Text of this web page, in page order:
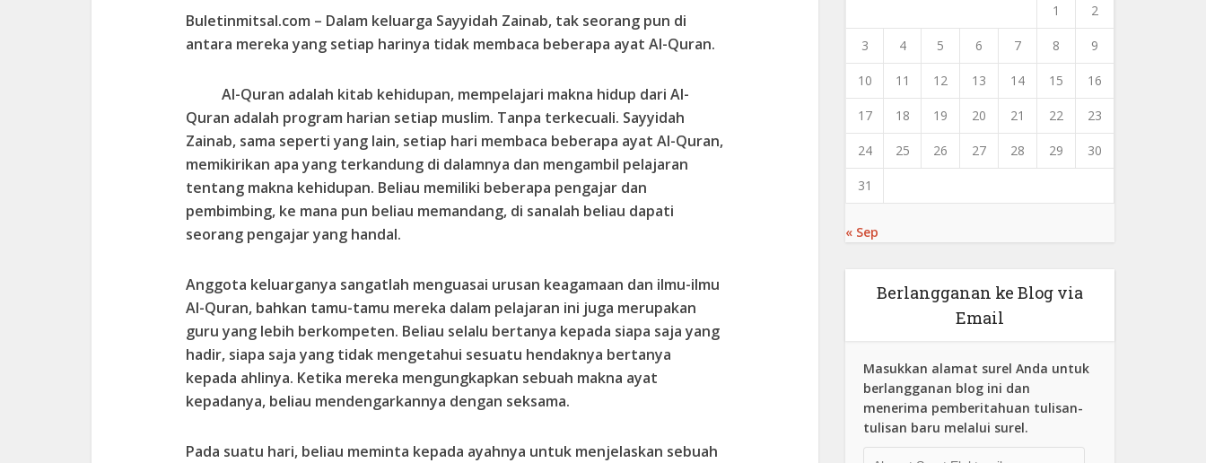
Buletinmitsal.com – Dalam keluarga Sayyidah Zainab, tak seorang pun di
antara mereka yang setiap harinya tidak membaca beberapa ayat Al-Quran.
Al-Quran adalah kitab kehidupan, mempelajari makna hidup dari Al-
Quran adalah program harian setiap muslim. Tanpa terkecuali. Sayyidah
Zainab, sama seperti yang lain, setiap hari membaca beberapa ayat Al-Quran,
memikirikan apa yang terkandung di dalamnya dan mengambil pelajaran
tentang makna kehidupan. Beliau memiliki beberapa pengajar dan
pembimbing, ke mana pun beliau memandang, di sanalah beliau dapati
seorang pengajar yang handal.
Anggota keluarganya sangatlah menguasai urusan keagamaan dan ilmu-ilmu
Al-Quran, bahkan tamu-tamu mereka dalam pelajaran ini juga merupakan
guru yang lebih berkompeten. Beliau selalu bertanya kepada siapa saja yang
hadir, siapa saja yang tidak mengetahui sesuatu hendaknya bertanya
kepada ahlinya. Ketika mereka mengungkapkan sebuah makna ayat
kepadanya, beliau mendengarkannya dengan seksama.
Pada suatu hari, beliau meminta kepada ayahnya untuk menjelaskan sebuah
1 2
3 4 5 6 7 8 9
10 11 12 13 14 15 16
17 18 19 20 21 22 23
24 25 26 27 28 29 30
31
« Sep
Berlangganan ke Blog via
Email
Masukkan alamat surel Anda untuk
berlangganan blog ini dan
menerima pemberitahuan tulisan-
tulisan baru melalui surel.